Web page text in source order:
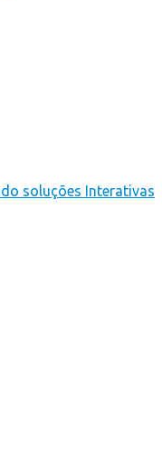
soluções Interativas